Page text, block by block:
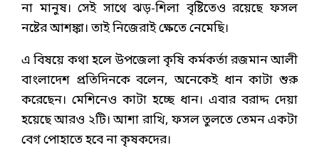
না মানুষ। সেই সাথে ঝড়-শিলা বৃষ্টিতেও রয়েছে ফসল
নষ্টের আশঙ্কা। তাই নিজেরাই ক্ষেতে নেমেছি।
এ বিষয়ে কথা হলে উপজেলা কৃষি কর্মকর্তা রজমান আলী
বাংলাদেশ প্রতিদিনকে বলেন, অনেকেই ধান কাটা শুরু
করেছেন। মেশিনেও কাটা হচ্ছে ধান। এবার বরাদ্দ দেয়া
হয়েছে আরও ২টি। আশা রাখি, ফসল তুলতে তেমন একটা
বেগ পোহাতে হবে না কৃষকদের।